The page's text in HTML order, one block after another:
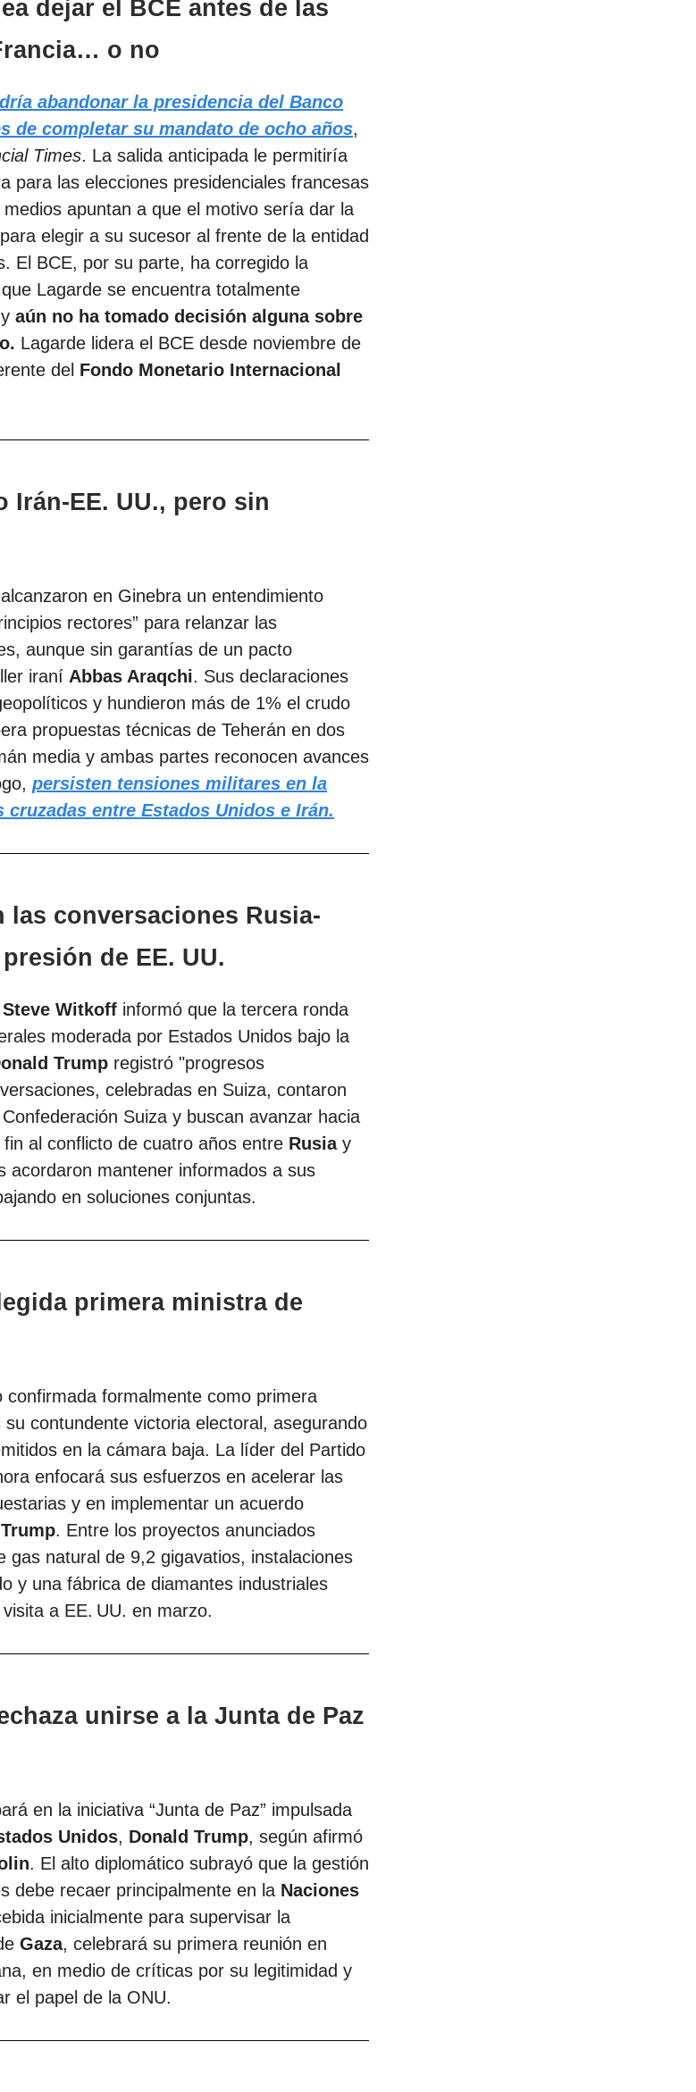
dejar el BCE antes de las
o no
abandonar la presidencia del Banco
de completar su mandato de ocho años,
Times. La salida anticipada le permitiría
para las elecciones presidenciales francesas
apuntan a que el motivo sería dar la
elegir a su sucesor al frente de la entidad
El BCE, por su parte, ha corregido la
Lagarde se encuentra totalmente
aún no ha tomado decisión alguna sobre
Lagarde lidera el BCE desde noviembre de
del Fondo Monetario Internacional
Irán-EE. UU., pero sin
en Ginebra un entendimiento
rectores” para relanzar las
aunque sin garantías de un pacto
iraní Abbas Araqchi. Sus declaraciones
y hundieron más de 1% el crudo
propuestas técnicas de Teherán en dos
media y ambas partes reconocen avances
persisten tensiones militares en la
cruzadas entre Estados Unidos e Irán.
las conversaciones Rusia-
de EE. UU.
Steve Witkoff informó que la tercera ronda
moderada por Estados Unidos bajo la
Trump registró "progresos
celebradas en Suiza, contaron
Suiza y buscan avanzar hacia
al conflicto de cuatro años entre Rusiay
acordaron mantener informados a sus
en soluciones conjuntas.
primera ministra de
confirmada formalmente como primera
su contundente victoria electoral, asegurando
en la cámara baja. La líder del Partido
enfocará sus esfuerzos en acelerar las
y en implementar un acuerdo
. Entre los proyectos anunciados
gas natural de 9,2 gigavatios, instalaciones
y una fábrica de diamantes industriales
a EE. UU. en marzo.
unirse a la Junta de Paz
en la iniciativa “Junta de Paz” impulsada
Unidos, Donald Trump, según afirmó
. El alto diplomático subrayó que la gestión
debe recaer principalmente en la Naciones
inicialmente para supervisar la
Gaza, celebrará su primera reunión en
en medio de críticas por su legitimidad y
el papel de la ONU.